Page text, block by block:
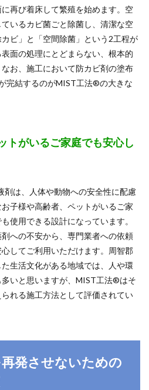
再び着床して繁殖を始めます。空
いるカビ菌ごと除菌し、清潔な空
ビ」と「空間除菌」という2工程が
面の処理にとどまらない、根本的
お、施工において防カビ剤の塗布
完結するのがMIST工法®の大きな
トがいるご家庭でも安心し
は、人体や動物への安全性に配慮
子様や高齢者、ペットがいるご家
使用できる設計になっています。
への不安から、専門業者への依頼
してご利用いただけます。周智郡
生活文化がある地域では、人や環
いと思いますが、MIST工法®はそ
れる施工方法として評価されてい
発させないための